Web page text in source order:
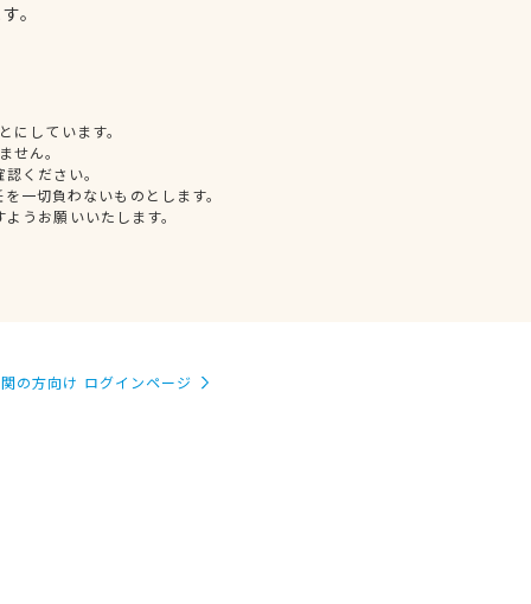
。
しています。
せん。
ください。
一切負わないものとします。
うお願いいたします。
の方向け ログインページ